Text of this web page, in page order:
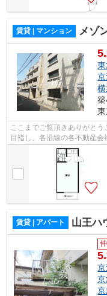
賃貸 | マンション メゾ
ここまでご覧頂きありがと
目指し、各沿線の各不動産会
様へ提供しております！最新
賃貸 | アパート 山王ハ